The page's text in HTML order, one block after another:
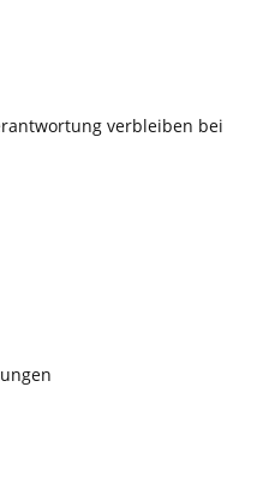
verbleiben bei